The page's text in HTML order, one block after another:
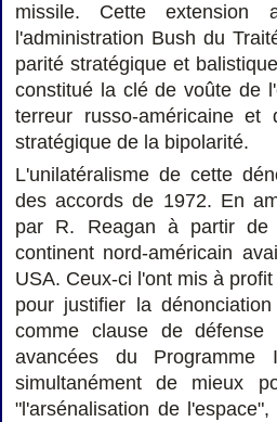
missile. Cette
l'administration Bush du
parité stratégique et
constitué la clé de voûte de
terreur russo-américaine
stratégique de la bipolarité.
L'unilatéralisme de cette
des accords de 1972. En
par R. Reagan à partir de
continent nord-américain
USA. Ceux-ci l'ont mis à
pour justifier la
comme clause de
avancées du Programme
simultanément de mieux
"l'arsénalisation de